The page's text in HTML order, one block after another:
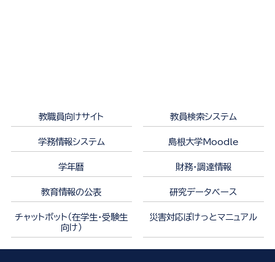
教職員向けサイト 教員検索システム
学務情報システム 島根大学Moodle
学年暦 財務・調達情報
教育情報の公表 研究データベース
チャットボット（在学生・受験生
向け）
災害対応ぽけっとマニュアル